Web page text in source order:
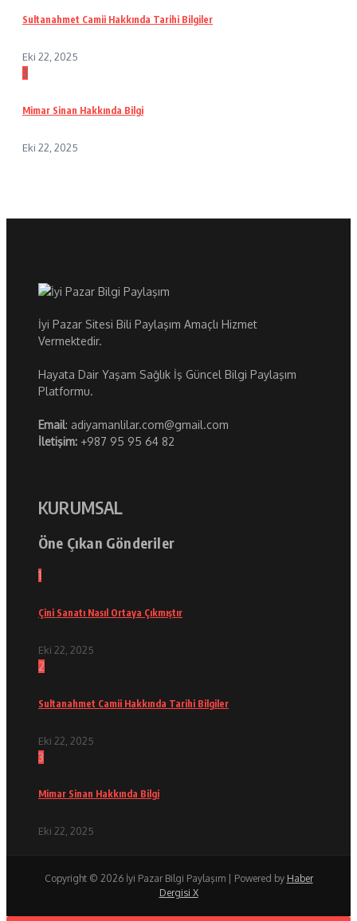
Sultanahmet Camii Hakkında Tarihi Bilgiler
Eki 22, 2025
3
Mimar Sinan Hakkında Bilgi
Eki 22, 2025
İyi Pazar Sitesi Bili Paylaşım Amaçlı Hizmet
Vermektedir.
Hayata Dair Yaşam Sağlık İş Güncel Bilgi Paylaşım
Platformu.
Email: adiyamanlilar.com@gmail.com
İletişim: +987 95 95 64 82
KURUMSAL
Öne Çıkan Gönderiler
1
Çini Sanatı Nasıl Ortaya Çıkmıştır
Eki 22, 2025
2
Sultanahmet Camii Hakkında Tarihi Bilgiler
Eki 22, 2025
3
Mimar Sinan Hakkında Bilgi
Eki 22, 2025
Copyright © 2026 İyi Pazar Bilgi Paylaşım | Powered by Haber
Dergisi X